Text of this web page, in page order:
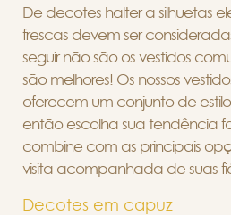
De decotes halter a silhuetas
frescas devem ser
seguir não são os vestidos
são melhores! Os nossos
oferecem um conjunto de
então escolha sua tendência
combine com as principais
visita acompanhada de suas
Decotes em capuz